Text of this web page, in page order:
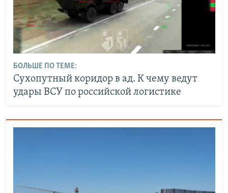
БОЛЬШЕ ПО ТЕМЕ:
Сухопутный коридор в ад. К чему ведут
удары ВСУ по российской логистике